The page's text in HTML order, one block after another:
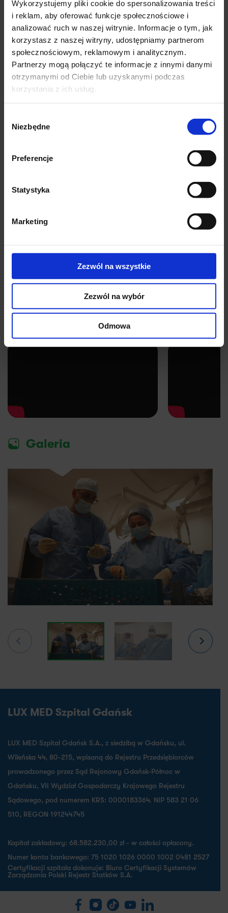
Wykorzystujemy pliki cookie do spersonalizowania treści
i reklam, aby oferować funkcje społecznościowe i
analizować ruch w naszej witrynie. Informacje o tym, jak
korzystasz z naszej witryny, udostępniamy partnerom
społecznościowym, reklamowym i analitycznym.
Partnerzy mogą połączyć te informacje z innymi danymi
otrzymanymi od Ciebie lub uzyskanymi podczas
korzystania z ich usług.
zgody
Niezbędne
Preferencje
Statystyka
Marketing
Zezwól na wszystkie
Zezwól na wybór
Odmowa
Artroskopia stawu kolanowego
Artroskopia stawu skokowego
Endoprotezoplastyka stawu kolanowego
Endoprotezoplastyka stawu biodrowego
Operacja szwu ścięgna Achillesa
angielski
Wykształcenie
Absolwent Wydziału Lekarskiego Akademii Medycznej w
Gdańsku. Specjalista z ponad 15 letnim stażem.
YouTube
Galeria
LUX MED Szpital Gdańsk
LUX MED Szpital Gdańsk S.A., z siedzibą w Gdańsku, ul.
Wileńska 44, 80-215, wpisaną do Rejestru Przedsiębiorców
prowadzonego przez Sąd Rejonowy Gdańsk-Północ w
Gdańsku, VII Wydział Gospodarczy Krajowego Rejestru
Sądowego, pod numerem KRS: 0000183364. NIP 583 21 06
510, REGON 191244745
Kapitał zakładowy: 68.582.230,00 zł - w całości opłacony.
Numer konta bankowego: 75 1020 1026 0000 1002 0481 2527
Certyfikacji szpitala dokonuje: Biuro Certyfikacji Systemów
Zarządzania Polski Rejestr Statków S.A.